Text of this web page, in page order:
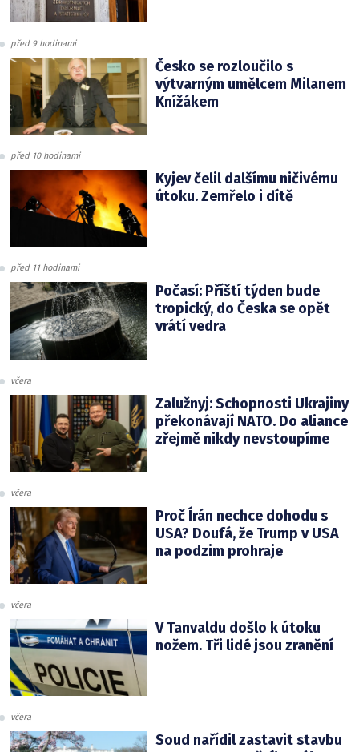
před 9 hodinami
Česko se rozloučilo s
výtvarným umělcem Milanem
Knížákem
před 10 hodinami
Kyjev čelil dalšímu ničivému
útoku. Zemřelo i dítě
před 11 hodinami
Počasí: Příští týden bude
tropický, do Česka se opět
vrátí vedra
včera
Zalužnyj: Schopnosti Ukrajiny
překonávají NATO. Do aliance
zřejmě nikdy nevstoupíme
včera
Proč Írán nechce dohodu s
USA? Doufá, že Trump v USA
na podzim prohraje
včera
V Tanvaldu došlo k útoku
nožem. Tři lidé jsou zranění
včera
Soud nařídil zastavit stavbu